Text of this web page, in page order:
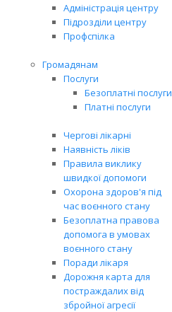
Адміністрація центру
Підрозділи центру
Профспілка
Громадянам
Послуги
Безоплатні послуги
Платні послуги
Чергові лікарні
Наявність ліків
Правила виклику
швидкої допомоги
Охорона здоров'я під
час воєнного стану
Безоплатна правова
допомога в умовах
воєнного стану
Поради лікаря
Дорожня карта для
постраждалих від
збройної агресії